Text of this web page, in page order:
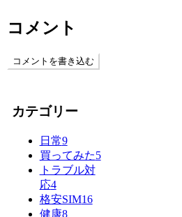
コメント
コメントを書き込む
カテゴリー
日常9
買ってみた5
トラブル対
応4
格安SIM16
健康8